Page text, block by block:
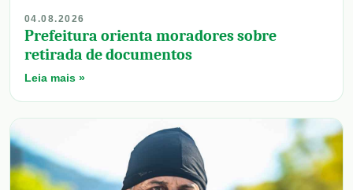
04.08.2026
Prefeitura orienta moradores sobre
retirada de documentos
Leia mais »